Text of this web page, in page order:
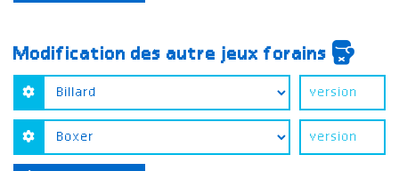
Modification des autre jeux forains